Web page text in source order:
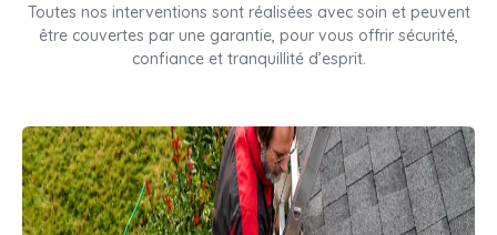
Toutes nos interventions sont réalisées avec soin et peuvent
être couvertes par une garantie, pour vous offrir sécurité,
confiance et tranquillité d’esprit.